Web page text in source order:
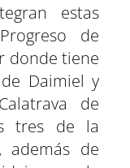
estas
de
donde tiene
Daimiel y
de
tres de la
además de